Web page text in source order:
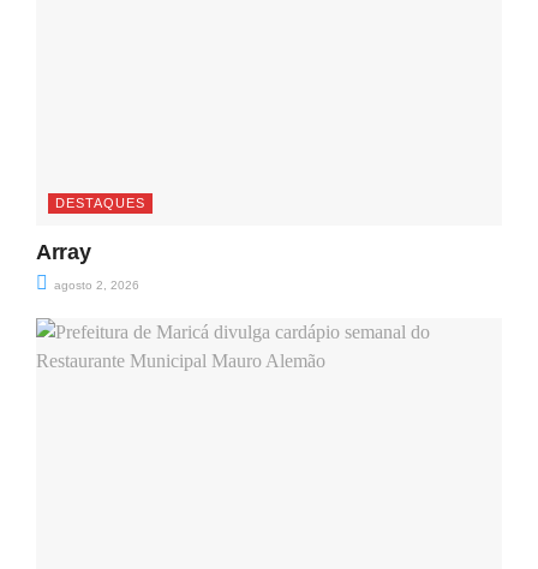
DESTAQUES
Array
agosto 2, 2026